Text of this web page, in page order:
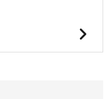
chevron_right